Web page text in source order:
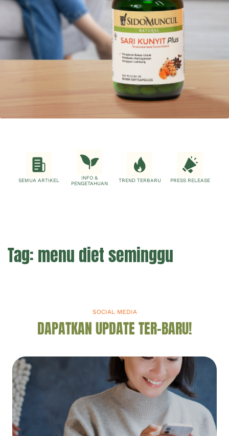
SEMUA ARTIKEL
INFO &
PENGETAHUAN
TREND TERBARU PRESS RELEASE
Tag: menu diet seminggu
SOCIAL MEDIA
DAPATKAN UPDATE TER-BARU!